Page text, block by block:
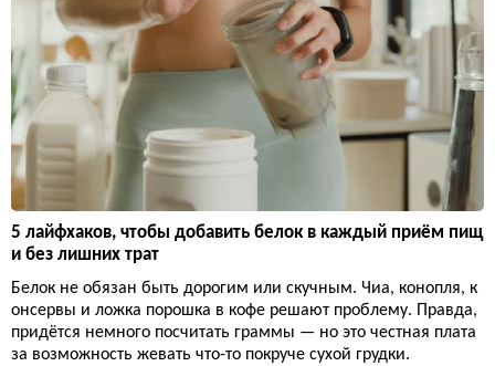
5 лайфхаков, чтобы добавить белок в каждый приём пищ
и без лишних трат
Белок не обязан быть дорогим или скучным. Чиа, конопля, к
онсервы и ложка порошка в кофе решают проблему. Правда,
придётся немного посчитать граммы — но это честная плата
за возможность жевать что-то покруче сухой грудки.